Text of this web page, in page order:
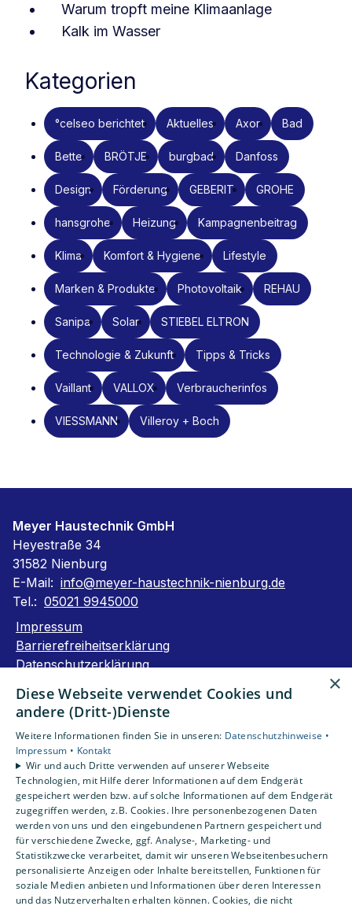
Warum tropft meine Klimaanlage
Kalk im Wasser
Kategorien
°celseo berichtet Aktuelles Axor Bad
Bette BRÖTJE burgbad Danfoss
Design Förderung GEBERIT GROHE
hansgrohe Heizung Kampagnenbeitrag
Klima Komfort & Hygiene Lifestyle
Marken & Produkte Photovoltaik REHAU
Sanipa Solar STIEBEL ELTRON
Technologie & Zukunft Tipps & Tricks
Vaillant VALLOX Verbraucherinfos
VIESSMANN Villeroy + Boch
Meyer Haustechnik GmbH
Heyestraße 34
31582 Nienburg
E-Mail: info@meyer-haustechnik-nienburg.de
Tel.: 05021 9945000
Impressum
Barrierefreiheitserklärung
Datenschutzerklärung
Unsere Bereiche
Privatkunden
Gewerbekunden
Karriere
Unternehmen
Kontakt
×
Diese Webseite verwendet Cookies und
andere (Dritt-)Dienste
Weitere Informationen finden Sie in unseren: Datenschutzhinweise •
Impressum • Kontakt
Wir und auch Dritte verwenden auf unserer Webseite
Technologien, mit Hilfe derer Informationen auf dem Endgerät
gespeichert werden bzw. auf solche Informationen auf dem Endgerät
zugegriffen werden, z.B. Cookies. Ihre personenbezogenen Daten
werden von uns und den eingebundenen Partnern gespeichert und
für verschiedene Zwecke, ggf. Analyse-, Marketing- und
Statistikzwecke verarbeitet, damit wir unseren Webseitenbesuchern
personalisierte Anzeigen oder Inhalte bereitstellen, Funktionen für
soziale Medien anbieten und Informationen über deren Interessen
und das Nutzerverhalten erhalten können. Cookies, die nicht